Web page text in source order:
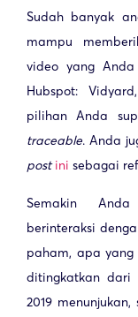
Sudah banyak
mampu
video yang
Hubspot:
pilihan Anda
traceable. Anda
postini sebagai
Semakin
berinteraksi
paham, apa
ditingkatkan dari
2019